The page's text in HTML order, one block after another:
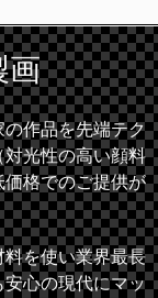
画
作品を先端テク
光性の高い顔料
格でのご提供が
を使い業界最長
心の現代にマッ